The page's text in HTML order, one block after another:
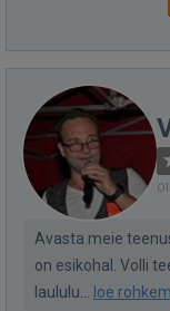
Avasta meie
on esikohal. Volli
laululu...
loe rohkem